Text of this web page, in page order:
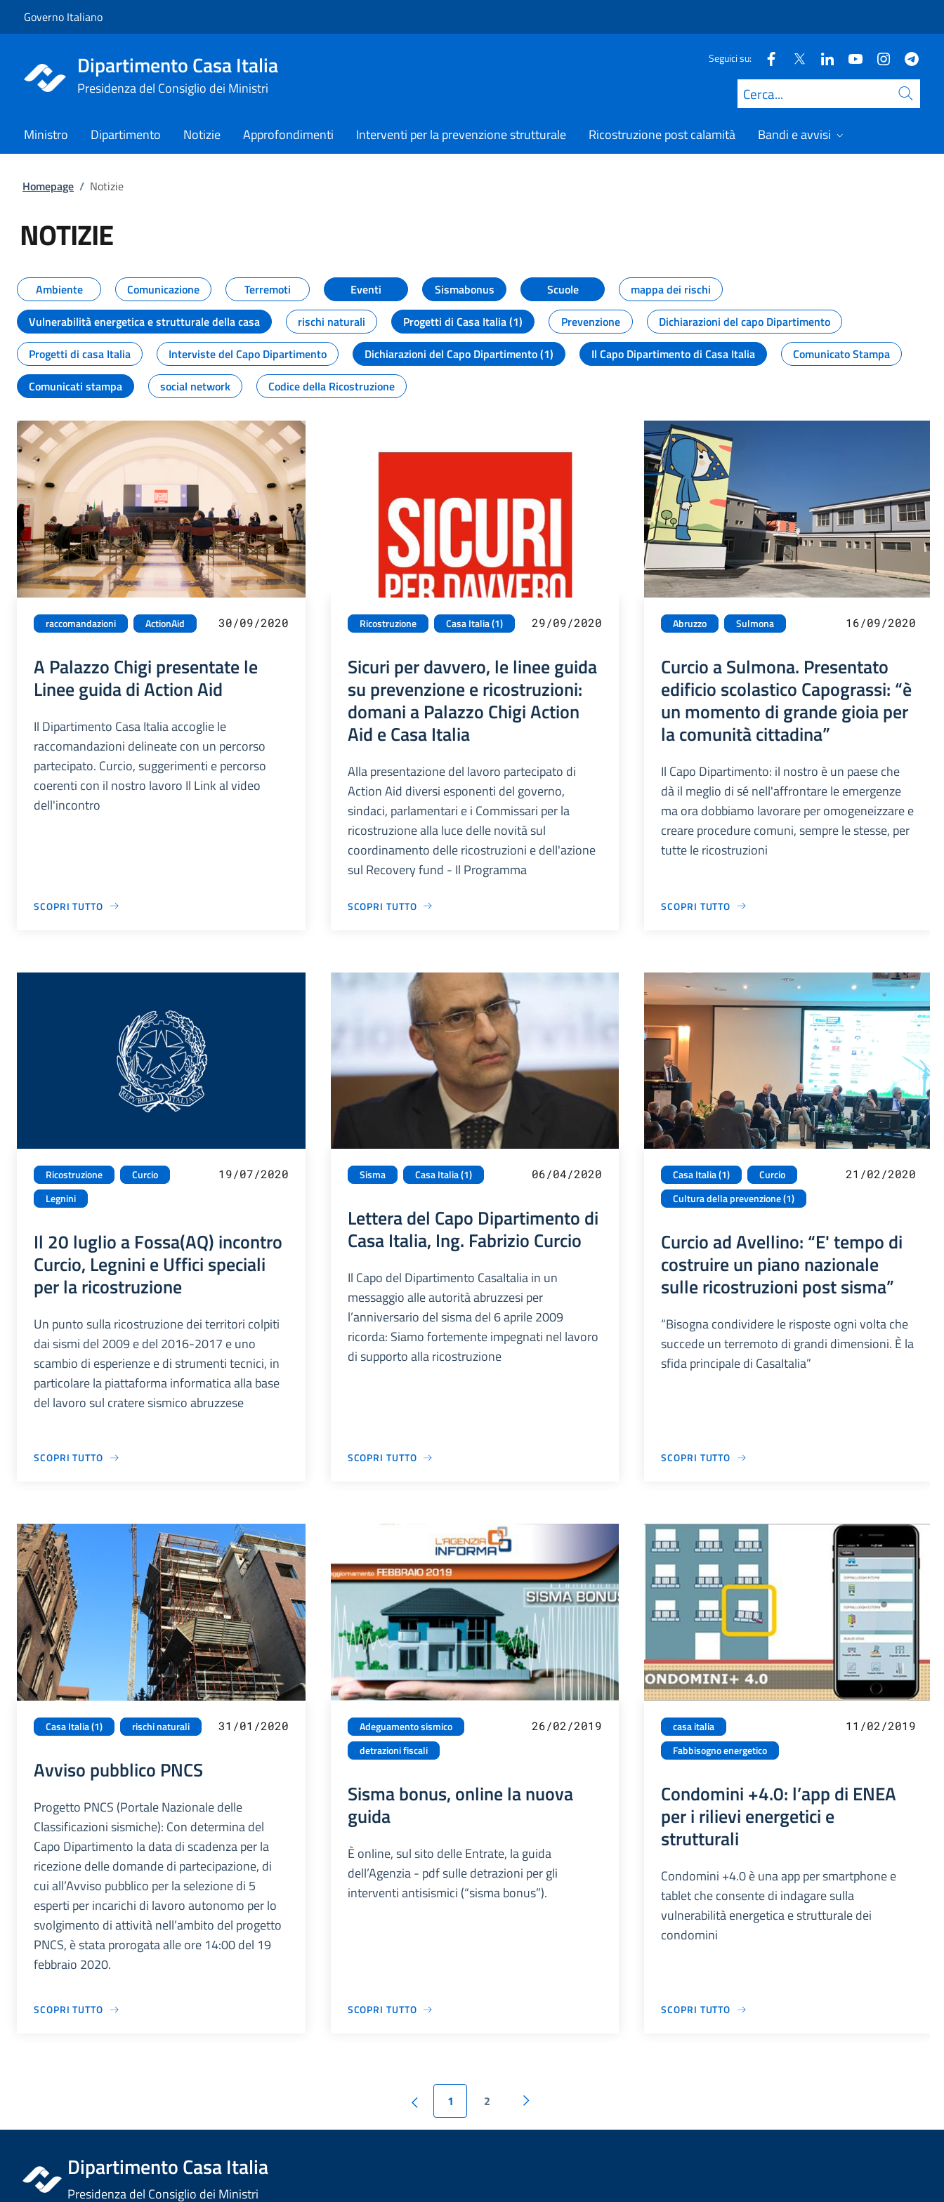
Governo Italiano
Dipartimento Casa Italia
Presidenza del Consiglio dei Ministri
Seguici su:
Cerca
Ministro Dipartimento Notizie Approfondimenti Interventi per la prevenzione strutturale Ricostruzione post calamità Bandi e avvisi
Homepage / Notizie
NOTIZIE
Tutti i contenuti della pagina NOTIZIE
Ambiente Comunicazione Terremoti Eventi Sismabonus Scuole
mappa dei rischi
Vulnerabilità energetica e strutturale della casa
rischi naturali Progetti di Casa Italia (1) Prevenzione
Dichiarazioni del capo Dipartimento
Progetti di casa Italia
Interviste del Capo Dipartimento Dichiarazioni del Capo Dipartimento (1) Il Capo Dipartimento di Casa Italia
Comunicato Stampa
Comunicati stampa
social network Codice della Ricostruzione
raccomandazioni ActionAid 30/09/2020
A Palazzo Chigi presentate le
Linee guida di Action Aid
Il Dipartimento Casa Italia accoglie le
raccomandazioni delineate con un percorso
partecipato. Curcio, suggerimenti e percorso
coerenti con il nostro lavoro Il Link al video
dell'incontro
SCOPRI TUTTO
Ricostruzione Casa Italia (1) 29/09/2020
Sicuri per davvero, le linee guida
su prevenzione e ricostruzioni:
domani a Palazzo Chigi Action
Aid e Casa Italia
Alla presentazione del lavoro partecipato di
Action Aid diversi esponenti del governo,
sindaci, parlamentari e i Commissari per la
ricostruzione alla luce delle novità sul
coordinamento delle ricostruzioni e dell'azione
sul Recovery fund - Il Programma
SCOPRI TUTTO
Abruzzo Sulmona 16/09/2020
Curcio a Sulmona. Presentato
edificio scolastico Capograssi: “è
un momento di grande gioia per
la comunità cittadina”
Il Capo Dipartimento: il nostro è un paese che
dà il meglio di sé nell'affrontare le emergenze
ma ora dobbiamo lavorare per omogeneizzare e
creare procedure comuni, sempre le stesse, per
tutte le ricostruzioni
SCOPRI TUTTO
Ricostruzione
Curcio
Legnini
19/07/2020
Il 20 luglio a Fossa(AQ) incontro
Curcio, Legnini e Uffici speciali
per la ricostruzione
Un punto sulla ricostruzione dei territori colpiti
dai sismi del 2009 e del 2016-2017 e uno
scambio di esperienze e di strumenti tecnici, in
particolare la piattaforma informatica alla base
del lavoro sul cratere sismico abruzzese
SCOPRI TUTTO
Sisma Casa Italia (1) 06/04/2020
Lettera del Capo Dipartimento di
Casa Italia, Ing. Fabrizio Curcio
Il Capo del Dipartimento CasaItalia in un
messaggio alle autorità abruzzesi per
l’anniversario del sisma del 6 aprile 2009
ricorda: Siamo fortemente impegnati nel lavoro
di supporto alla ricostruzione
SCOPRI TUTTO
Casa Italia (1)
Curcio
Cultura della prevenzione (1)
21/02/2020
Curcio ad Avellino: “E' tempo di
costruire un piano nazionale
sulle ricostruzioni post sisma”
“Bisogna condividere le risposte ogni volta che
succede un terremoto di grandi dimensioni. È la
sfida principale di CasaItalia”
SCOPRI TUTTO
Casa Italia (1) rischi naturali 31/01/2020
Avviso pubblico PNCS
Progetto PNCS (Portale Nazionale delle
Classificazioni sismiche): Con determina del
Capo Dipartimento la data di scadenza per la
ricezione delle domande di partecipazione, di
cui all’Avviso pubblico per la selezione di 5
esperti per incarichi di lavoro autonomo per lo
svolgimento di attività nell’ambito del progetto
PNCS, è stata prorogata alle ore 14:00 del 19
febbraio 2020.
SCOPRI TUTTO
Adeguamento sismico
detrazioni fiscali
26/02/2019
Sisma bonus, online la nuova
guida
È online, sul sito delle Entrate, la guida
dell’Agenzia - pdf sulle detrazioni per gli
interventi antisismici (“sisma bonus”).
SCOPRI TUTTO
casa italia
Fabbisogno energetico
11/02/2019
Condomini +4.0: l’app di ENEA
per i rilievi energetici e
strutturali
Condomini +4.0 è una app per smartphone e
tablet che consente di indagare sulla
vulnerabilità energetica e strutturale dei
condomini
SCOPRI TUTTO
1 2
Dipartimento Casa Italia
Presidenza del Consiglio dei Ministri